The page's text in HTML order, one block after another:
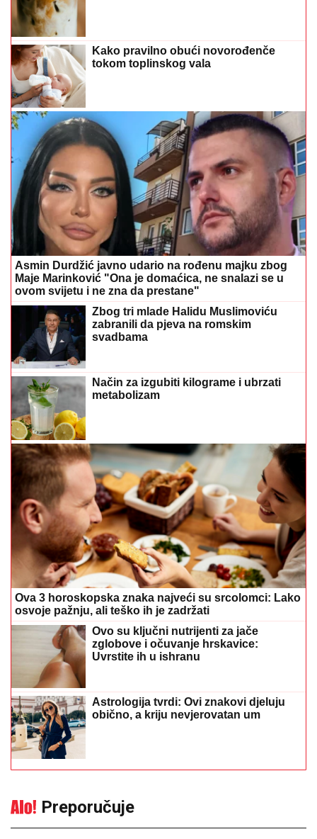
Kako pravilno obući novorođenče
tokom toplinskog vala
Asmin Durdžić javno udario na rođenu majku zbog
Maje Marinković "Ona je domaćica, ne snalazi se u
ovom svijetu i ne zna da prestane"
Zbog tri mlade Halidu Muslimoviću
zabranili da pjeva na romskim
svadbama
Način za izgubiti kilograme i ubrzati
metabolizam
Ova 3 horoskopska znaka najveći su srcolomci: Lako
osvoje pažnju, ali teško ih je zadržati
Ovo su ključni nutrijenti za jače
zglobove i očuvanje hrskavice:
Uvrstite ih u ishranu
Astrologija tvrdi: Ovi znakovi djeluju
obično, a kriju nevjerovatan um
Preporučuje